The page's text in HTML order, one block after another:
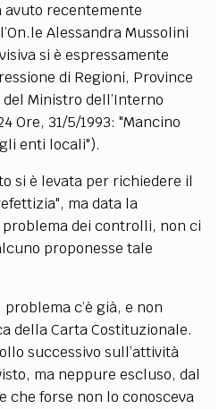
recentemente
Alessandra Mussolini
si è espressamente
di Regioni, Province
Ministro dell’Interno
Ore, 31/5/1993: "Mancino
enti locali").
si è levata per richiedere il
ma data la
dei controlli, non ci
proponesse tale
c’è già, e non
della Carta Costituzionale.
successivo sull’attività
ma neppure escluso, dal
che forse non lo conosceva